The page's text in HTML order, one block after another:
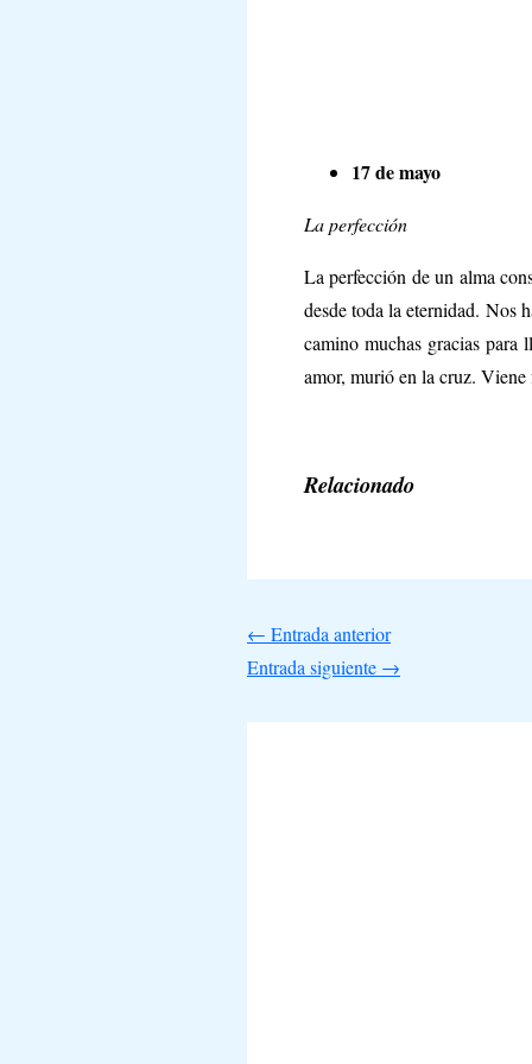
17 de mayo
La perfección
La perfección de un alma
desde toda la eternidad. Nos
camino muchas gracias para
amor, murió en la cruz. Viene
Relacionado
← Entrada anterior
Entrada siguiente →